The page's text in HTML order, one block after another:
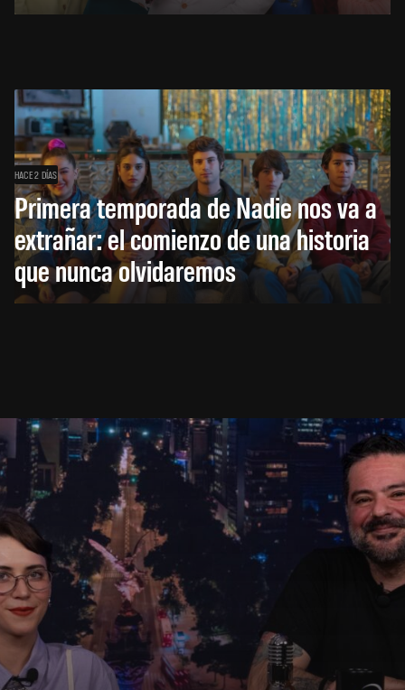
HACE 2 DÍAS
Primera temporada de Nadie nos va a
extrañar: el comienzo de una historia
que nunca olvidaremos